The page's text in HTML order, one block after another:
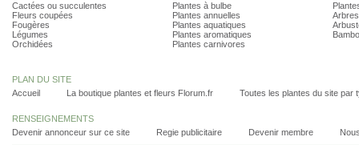
Cactées ou succulentes
Fleurs coupées
Fougères
Légumes
Orchidées
Plantes à bulbe
Plantes annuelles
Plantes aquatiques
Plantes aromatiques
Plantes carnivores
PLAN DU SITE
Accueil
La boutique plantes et fleurs Florum.fr Toutes les plantes du site par
RENSEIGNEMENTS
Devenir annonceur sur ce site
Regie publicitaire Devenir membre